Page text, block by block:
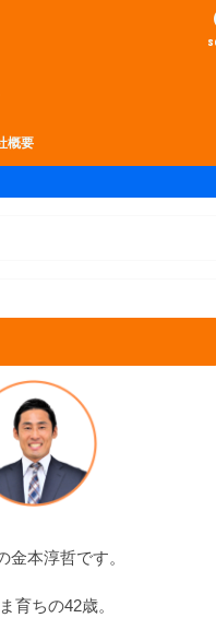
概要
金本淳哲です。
育ちの42歳。